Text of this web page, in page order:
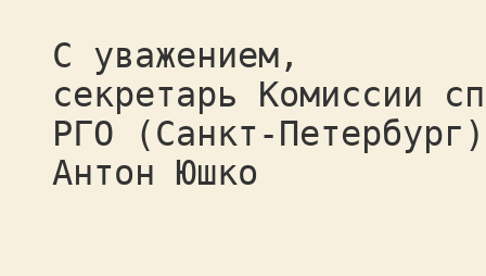
С уважением,
секретарь Комиссии
РГО (Санкт-Петербург)
Антон Юшко